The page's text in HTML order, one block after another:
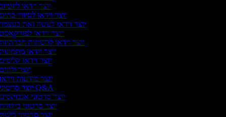
יוצר וידאו
יוצר וידאו לסיורי
יוצר וידאו לעשה זאת
יוצר וידאו
יוצר וידאו לרשתות
יוצר וידאו
יוצר וידאו
יוצר
יוצר מודעות
יוצר סרטוני Q&A
יוצר סרטוני
יוצר סרטוני
יוצר סרטוני